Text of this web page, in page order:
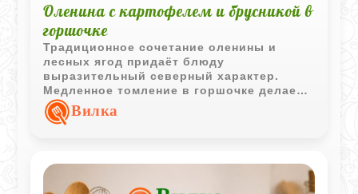
Оленина с картофелем и брусникой в
горшочке
Традиционное сочетание оленины и
лесных ягод придаёт блюду
выразительный северный характер.
Медленное томление в горшочке делает
мясо мягким, а картофель насыщается
ароматным соком и ягодной кислинкой.
Вилка